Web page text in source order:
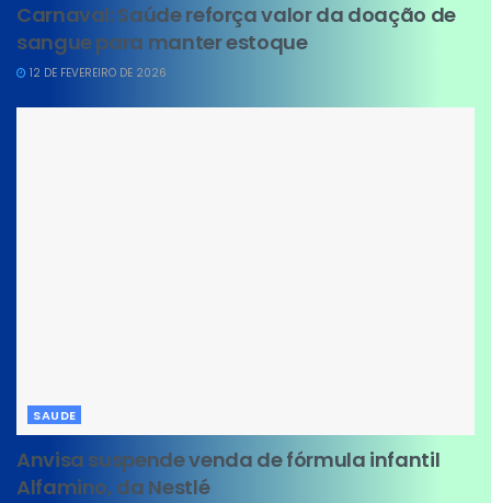
Carnaval: Saúde reforça valor da doação de
sangue para manter estoque
12 DE FEVEREIRO DE 2026
SAUDE
Anvisa suspende venda de fórmula infantil
Alfamino, da Nestlé